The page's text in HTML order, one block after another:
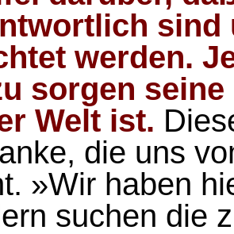
sind
werden.
sorgen
Welt ist.
die uns
»Wir haben
suchen die